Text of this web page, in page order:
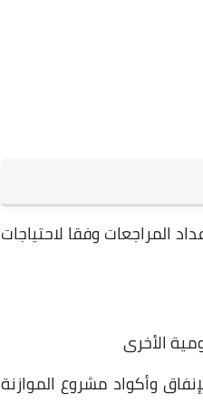
المراجعات وفقا لاحتياجات
الأخرى
وأكواد مشروع الموازنة